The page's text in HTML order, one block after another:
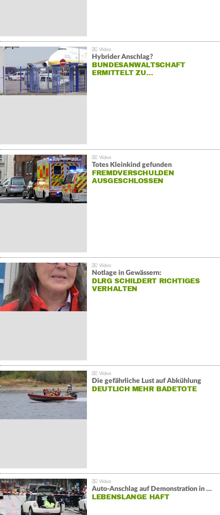
Hybrider Anschlag?
BUNDESANWALTSCHAFT
ERMITTELT ZU…
Totes Kleinkind gefunden
FREMDVERSCHULDEN
AUSGESCHLOSSEN
Notlage in Gewässern:
DLRG SCHILDERT RICHTIGES
VERHALTEN
Die gefährliche Lust auf Abkühlung
DEUTLICH MEHR BADETOTE
Auto-Anschlag auf Demonstration in München:
LEBENSLANGE HAFT